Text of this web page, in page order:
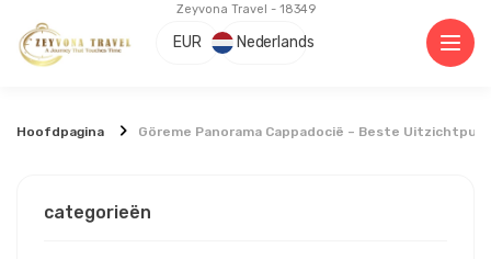
Zeyvona Travel - 18349
EUR Nederlands
Hoofdpagina Göreme Panorama Cappadocië – Beste
categorieën